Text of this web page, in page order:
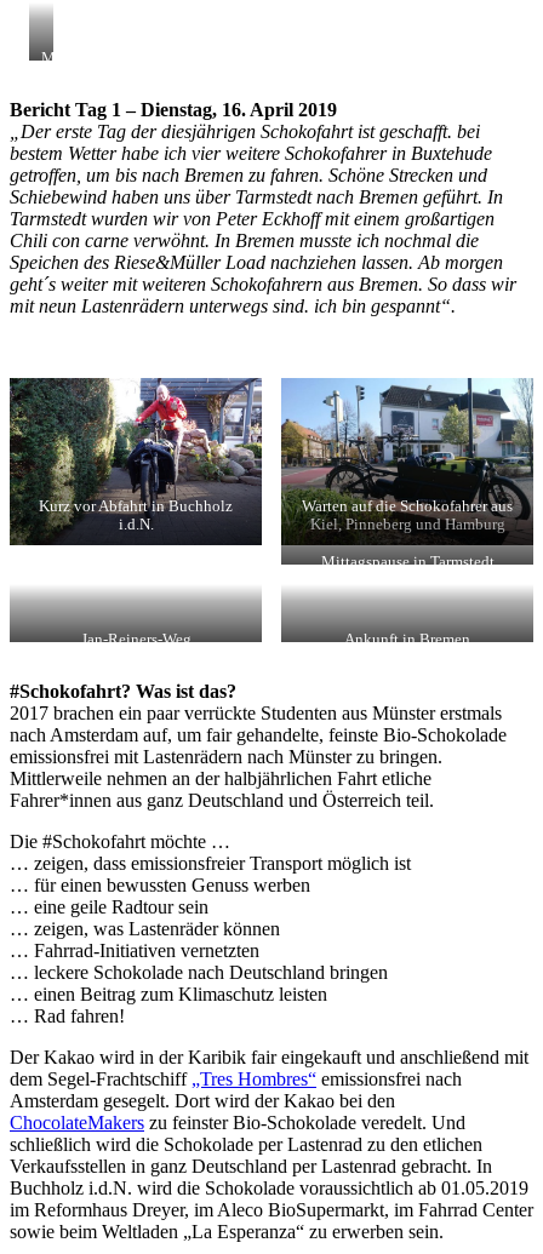
Mittagspause
(nach
ca.
70
km)
Bericht Tag 1 – Dienstag, 16. April 2019
„Der erste Tag der diesjährigen Schokofahrt ist geschafft. bei
bestem Wetter habe ich vier weitere Schokofahrer in Buxtehude
getroffen, um bis nach Bremen zu fahren. Schöne Strecken und
Schiebewind haben uns über Tarmstedt nach Bremen geführt. In
Tarmstedt wurden wir von Peter Eckhoff mit einem großartigen
Chili con carne verwöhnt. In Bremen musste ich nochmal die
Speichen des Riese&Müller Load nachziehen lassen. Ab morgen
geht´s weiter mit weiteren Schokofahrern aus Bremen. So dass wir
mit neun Lastenrädern unterwegs sind. ich bin gespannt“.
Kurz vor Abfahrt in Buchholz
i.d.N.
Warten auf die Schokofahrer aus
Kiel, Pinneberg und Hamburg
Mittagspause in Tarmstedt
Jan-Reiners-Weg Ankunft in Bremen
#Schokofahrt? Was ist das?
2017 brachen ein paar verrückte Studenten aus Münster erstmals
nach Amsterdam auf, um fair gehandelte, feinste Bio-Schokolade
emissionsfrei mit Lastenrädern nach Münster zu bringen.
Mittlerweile nehmen an der halbjährlichen Fahrt etliche
Fahrer*innen aus ganz Deutschland und Österreich teil.
Die #Schokofahrt möchte …
… zeigen, dass emissionsfreier Transport möglich ist
… für einen bewussten Genuss werben
… eine geile Radtour sein
… zeigen, was Lastenräder können
… Fahrrad-Initiativen vernetzten
… leckere Schokolade nach Deutschland bringen
… einen Beitrag zum Klimaschutz leisten
… Rad fahren!
Der Kakao wird in der Karibik fair eingekauft und anschließend mit
dem Segel-Frachtschiff „Tres Hombres“ emissionsfrei nach
Amsterdam gesegelt. Dort wird der Kakao bei den
ChocolateMakers zu feinster Bio-Schokolade veredelt. Und
schließlich wird die Schokolade per Lastenrad zu den etlichen
Verkaufsstellen in ganz Deutschland per Lastenrad gebracht. In
Buchholz i.d.N. wird die Schokolade voraussichtlich ab 01.05.2019
im Reformhaus Dreyer, im Aleco BioSupermarkt, im Fahrrad Center
sowie beim Weltladen „La Esperanza“ zu erwerben sein.